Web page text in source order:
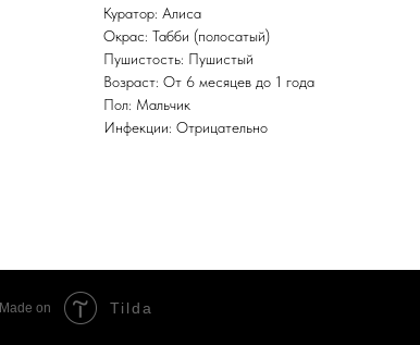
Куратор: Алиса
Окрас: Табби (полосатый)
Пушистость: Пушистый
Возраст: От 6 месяцев до 1 года
Пол: Мальчик
Инфекции: Отрицательно
Made on Tilda